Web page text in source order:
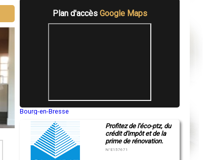
Plan d'accès Google Maps
Bourg-en-Bresse
Montluçon
Manosque
Gap
Profitez de l'éco-ptz, du
crédit d'impôt et de la
prime de rénovation.
N°E157671